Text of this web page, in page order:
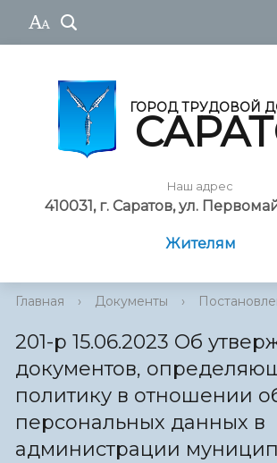
ГОРОД ТРУДОВОЙ
Наш адрес
410031, г. Саратов, ул.
Жителям
Главная › Документы ›
201-р 15.06.2023 Об
документов,
политику в отношении
персональных данных в
администрации